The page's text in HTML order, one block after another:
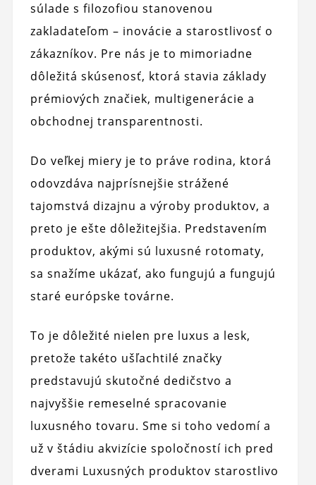
súlade s filozofiou stanovenou
zakladateľom – inovácie a starostlivosť o
zákazníkov. Pre nás je to mimoriadne
dôležitá skúsenosť, ktorá stavia základy
prémiových značiek, multigenerácie a
obchodnej transparentnosti.
Do veľkej miery je to práve rodina, ktorá
odovzdáva najprísnejšie strážené
tajomstvá dizajnu a výroby produktov, a
preto je ešte dôležitejšia. Predstavením
produktov, akými sú luxusné rotomaty,
sa snažíme ukázať, ako fungujú a fungujú
staré európske továrne.
To je dôležité nielen pre luxus a lesk,
pretože takéto ušľachtilé značky
predstavujú skutočné dedičstvo a
najvyššie remeselné spracovanie
luxusného tovaru. Sme si toho vedomí a
už v štádiu akvizície spoločností ich pred
dverami Luxusných produktov starostlivo